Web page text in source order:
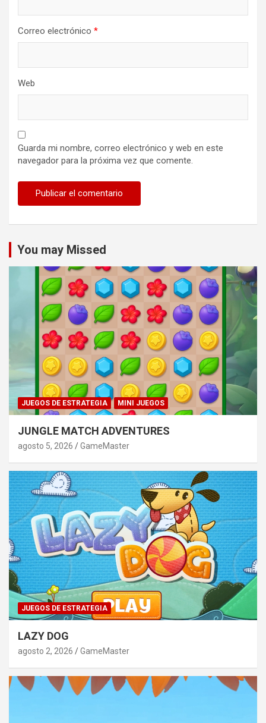
Correo electrónico *
Web
Guarda mi nombre, correo electrónico y web en este
navegador para la próxima vez que comente.
You may Missed
JUEGOS DE ESTRATEGIA MINI JUEGOS
JUNGLE MATCH ADVENTURES
agosto 5, 2026 GameMaster
JUEGOS DE ESTRATEGIA
LAZY DOG
agosto 2, 2026 GameMaster